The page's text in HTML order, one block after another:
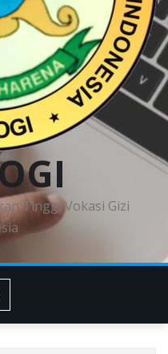
Tinggi Vokasi Gizi